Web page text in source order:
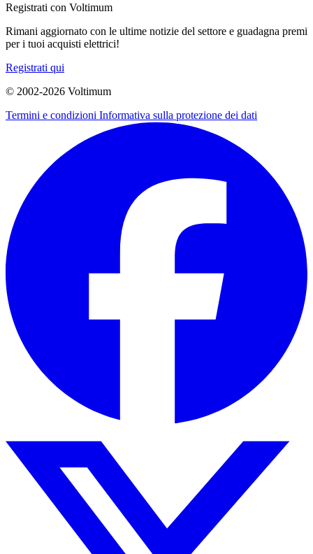
Registrati con Voltimum
Rimani aggiornato con le ultime notizie del settore e guadagna premi
per i tuoi acquisti elettrici!
Registrati qui
© 2002-2026 Voltimum
Termini e condizioni Informativa sulla protezione dei dati